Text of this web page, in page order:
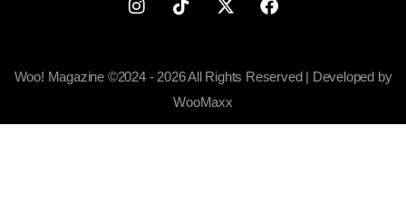
Woo! Magazine ©2024 - 2026 All Rights Reserved | Developed by
WooMaxx